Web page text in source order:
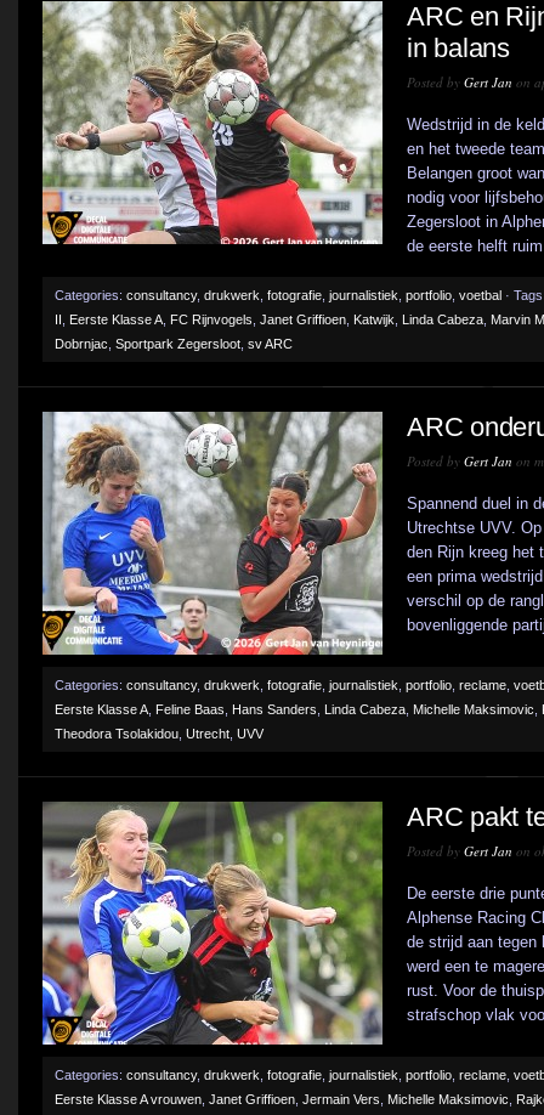
ARC en
in balans
Posted by Gert Jan on
Wedstrijd in de
en het tweede
Belangen groot
nodig voor
Zegersloot in
de eerste helft
Categories: consultancy, drukwerk fotografie journalistiek portfolio voetbal ·
II
Eerste Klasse A FC Rijnvogels Janet Griffioen Katwijk Linda Cabeza Marvin
Dobrnjac Sportpark Zegersloot sv ARC
ARC
Posted by Gert Jan on
Spannend duel in
Utrechtse UVV.
den Rijn kreeg het
een prima
verschil op de
bovenliggende
Categories: consultancy, drukwerk fotografie journalistiek portfolio reclame
Eerste Klasse A Feline Baas Hans Sanders Linda Cabeza Michelle Maksimovic
Theodora Tsolakidou Utrecht UVV
ARC pakt
Posted by Gert Jan on
De eerste drie
Alphense Racing
de strijd aan tegen
werd een te
rust. Voor de
strafschop vlak
Categories: consultancy, drukwerk fotografie journalistiek portfolio reclame
Eerste Klasse A vrouwen Janet Griffioen Jermain Vers Michelle Maksimovic